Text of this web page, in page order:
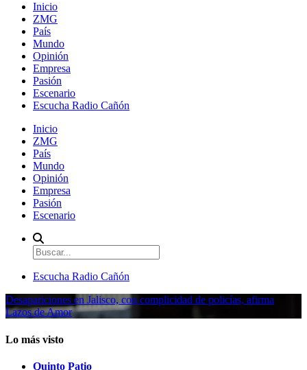
Inicio
ZMG
País
Mundo
Opinión
Empresa
Pasión
Escenario
Escucha Radio Cañón
Inicio
ZMG
País
Mundo
Opinión
Empresa
Pasión
Escenario
Escucha Radio Cañón
Desapariciones en Jalisco, con complicidad de policías, afirma
Lazos de Amor
Lo más visto
Quinto Patio